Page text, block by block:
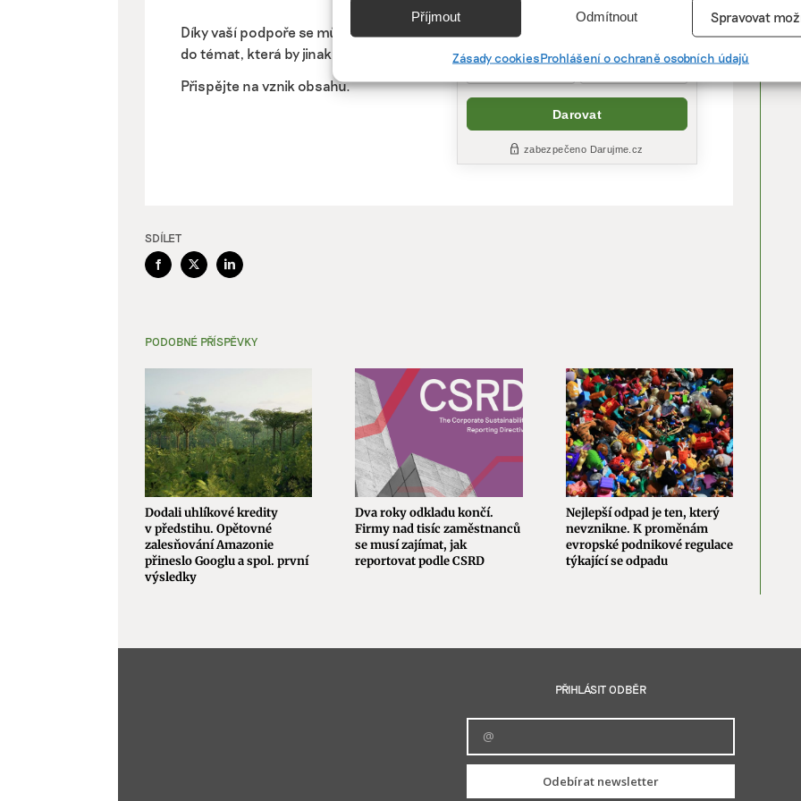
Přiřazování a kombinování údajů z jiných zdrojů údajů, Propojení různých
zařízení, Identifikace zařízení na základě automaticky přenášených
Používání přesných údajů o zeměpisné poloze, Identifikace zařízení na
aktivně vyžádaných informací.
Příjmout Odmítnout Spravovat
Zásady cookiesProhlášení o ochraně osobních údajů
Díky vaší podpoře se můžeme pustit
do témat, která by jinak nevznikla.
Přispějte na vznik obsahu.
SDÍLET
Facebook
X LinkedIn
PODOBNÉ PŘÍSPĚVKY
Dodali uhlíkové kredity
v předstihu. Opětovné
zalesňování Amazonie
přineslo Googlu a spol. první
výsledky
Dva roky odkladu končí.
Firmy nad tisíc zaměstnanců
se musí zajímat, jak
reportovat podle CSRD
Nejlepší odpad je ten, který
nevznikne. K proměnám
evropské podnikové regulace
týkající se odpadu
PŘIHLÁSIT ODBĚR
Odebírat newsletter